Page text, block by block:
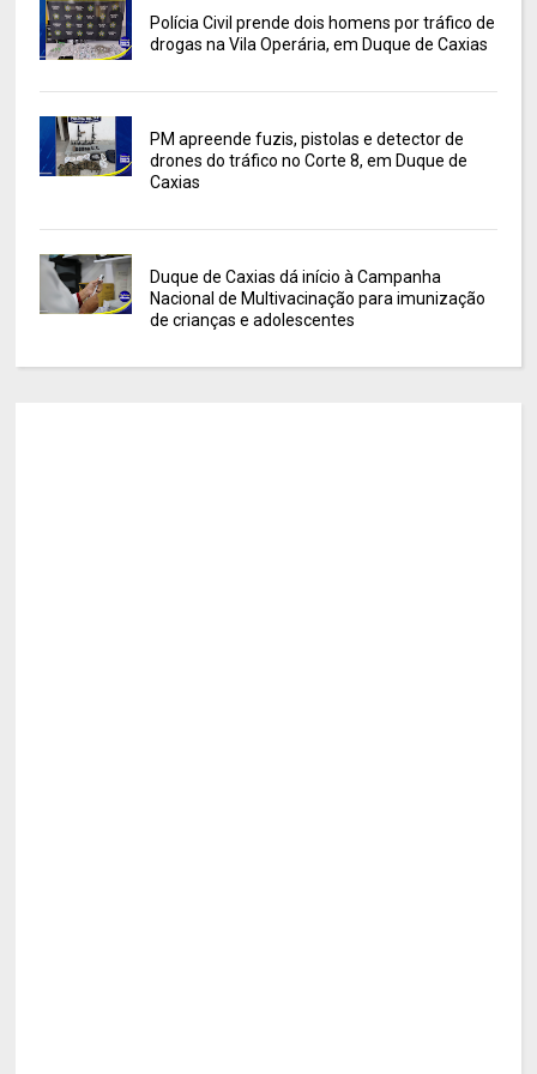
Polícia Civil prende dois homens por tráfico de
drogas na Vila Operária, em Duque de Caxias
PM apreende fuzis, pistolas e detector de
drones do tráfico no Corte 8, em Duque de
Caxias
Duque de Caxias dá início à Campanha
Nacional de Multivacinação para imunização
de crianças e adolescentes